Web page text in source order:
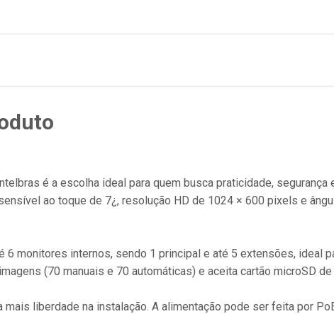
é a escolha ideal para quem busca praticidade,
ao toque de 7¿, resolução HD de 1024 × 600 pixels e
6 monitores internos, sendo 1 principal e até 5 extensões, ideal
(70 manuais e 70 automáticas) e aceita cartão microSD
mais liberdade na instalação. A alimentação pode ser feita por